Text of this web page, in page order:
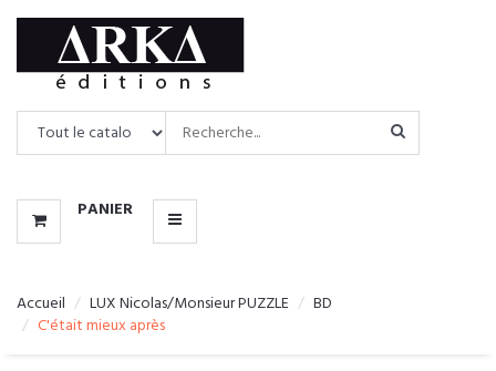
PANIER
CATALOGUE
MENU
Accueil LUX Nicolas/Monsieur PUZZLE
BD
C'était mieux après